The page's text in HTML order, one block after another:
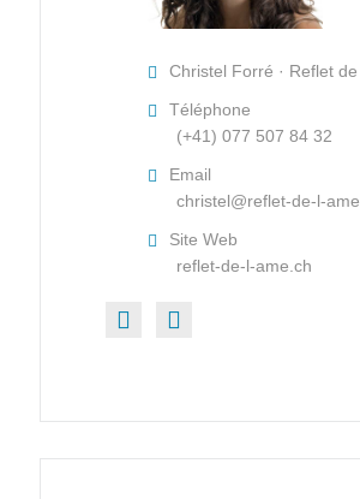
Christel Forré · Reflet
Téléphone
(+41) 077 507 84 32
Email
christel@reflet-de-l-
Site Web
reflet-de-l-ame.ch